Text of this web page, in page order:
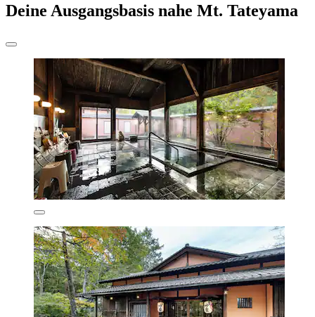
Deine Ausgangsbasis nahe Mt. Tateyama